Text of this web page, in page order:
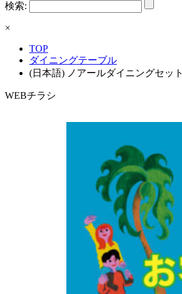
検索:
×
TOP
ダイニングテーブル
(日本語) ノアールダイニングセット
WEBチラシ